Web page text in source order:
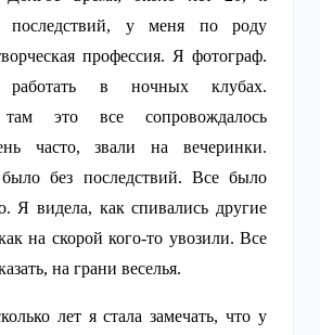
последствий, у меня по роду
профессия. Я фотограф.
в ночных клубах.
там это все сопровождалось
часто, звали на вечеринки.
было без последствий. Все было
Я видела, как спивались другие
на скорой кого-то увозили. Все
на грани веселья.
лет я стала замечать, что у